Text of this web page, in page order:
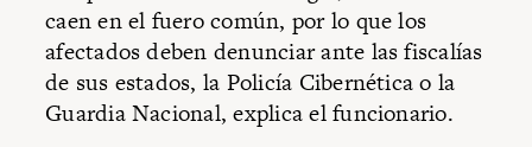
caen en el fuero común, por lo que los
afectados deben denunciar ante las fiscalías
de sus estados, la Policía Cibernética o la
Guardia Nacional, explica el funcionario.